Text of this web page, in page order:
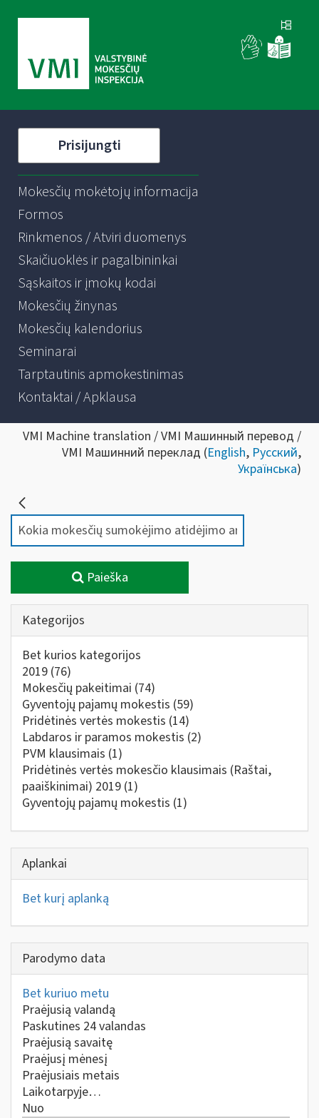
Prisijungti
Mokesčių mokėtojų informacija
Formos
Rinkmenos / Atviri duomenys
Skaičiuoklės ir pagalbininkai
Sąskaitos ir įmokų kodai
Mokesčių žinynas
Mokesčių kalendorius
Seminarai
Tarptautinis apmokestinimas
Kontaktai / Apklausa
VMI Machine translation / VMI Машинный перевод /
VMI Машинний переклад (English, Русский,
Українська)
Paieška
Kategorijos
Bet kurios kategorijos
2019 (76)
Mokesčių pakeitimai (74)
Gyventojų pajamų mokestis (59)
Pridėtinės vertės mokestis (14)
Labdaros ir paramos mokestis (2)
PVM klausimais (1)
Pridėtinės vertės mokesčio klausimais (Raštai,
paaiškinimai) 2019 (1)
Gyventojų pajamų mokestis (1)
Aplankai
Bet kurį aplanką
Parodymo data
Bet kuriuo metu
Praėjusią valandą
Paskutines 24 valandas
Praėjusią savaitę
Praėjusį mėnesį
Praėjusiais metais
Laikotarpyje…
Nuo